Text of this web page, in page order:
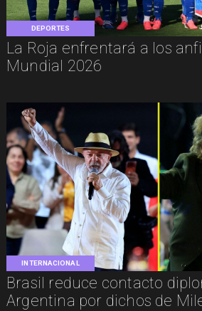
DEPORTES
La Roja enfrentará a los
Mundial 2026
INTERNACIONAL
Brasil reduce contacto
Argentina por dichos de